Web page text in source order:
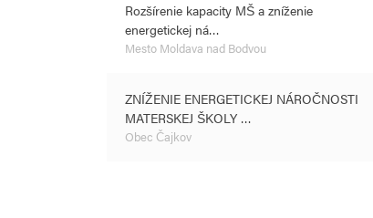
Rozšírenie kapacity MŠ a zníženie
energetickej ná…
Mesto Moldava nad Bodvou
ZNÍŽENIE ENERGETICKEJ NÁROČNOSTI
MATERSKEJ ŠKOLY …
Obec Čajkov